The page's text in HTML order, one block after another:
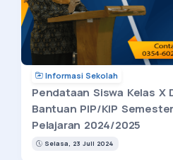
Informasi Sekolah
Pendataan Siswa Kelas X
Bantuan PIP/KIP
Pelajaran 2024/2025
Selasa, 23 Juli 2024